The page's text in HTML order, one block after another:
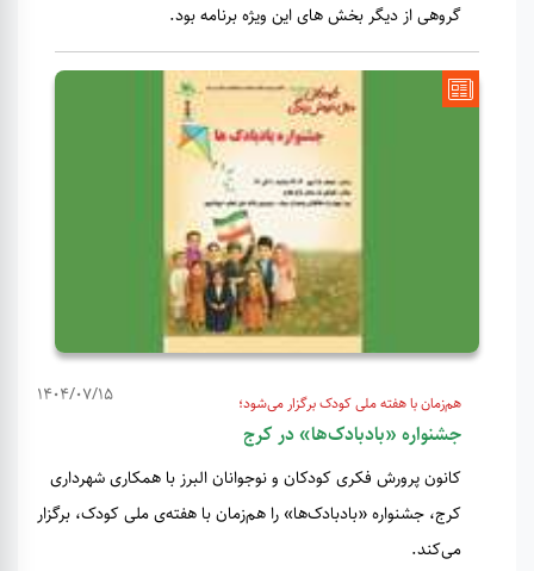
گروهی از دیگر بخش های این ویژه برنامه بود.
1404/07/15 هم‌زمان با هفته ملی کودک برگزار می‌شود؛
جشنواره «بادبادک‌ها» در کرج
کانون پرورش فکری کودکان و نوجوانان البرز با همکاری شهرداری
کرج، جشنواره «بادبادک‌ها» را هم‌زمان با هفته‌ی ملی کودک، برگزار
می‌کند.